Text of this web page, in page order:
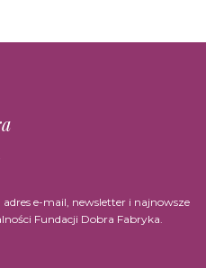
e-mail, newsletter i najnowsze
Fundacji Dobra Fabryka.